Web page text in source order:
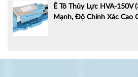
Ê Tô Thủy Lực HVA-150V
Mạnh, Độ Chính Xác Cao